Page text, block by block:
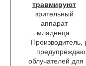
травмируют
зрительный
аппарат
младенца.
Производитель,
облучателей